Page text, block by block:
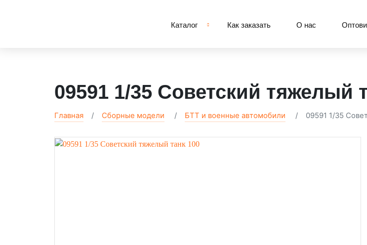
Каталог Как заказать О нас
09591 1/35 Советский тяжелый
Главная Сборные модели БТТ и военные автомобили 09591 1/35